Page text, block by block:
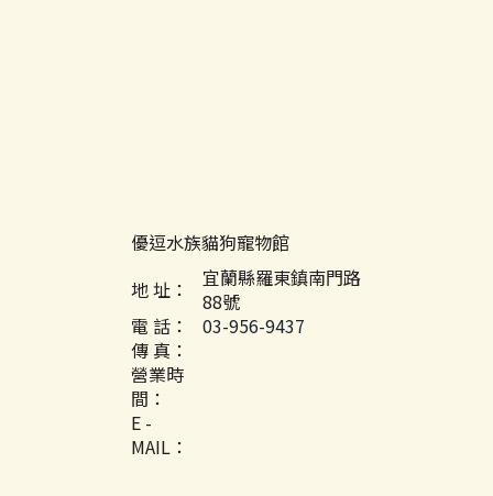
優逗水族貓狗寵物館
地 址：
宜蘭縣羅東鎮南門路
88號
電 話：
03-956-9437
傳 真：
營業時
間：
E -
MAIL：